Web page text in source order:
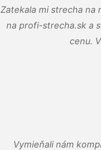
Zatekala mi strecha na
na profi-strecha.sk a
cenu.
Vymieňali nám